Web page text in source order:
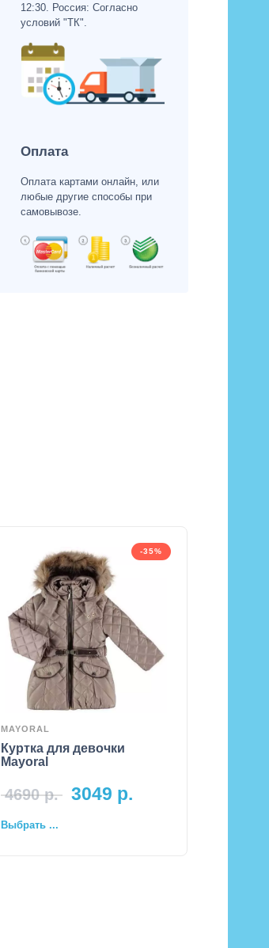
12:30. Россия: Согласно
условий "ТК".
Оплата
Оплата картами онлайн, или
любые другие способы при
самовывозе.
-35%
MAYORAL
Куртка для девочки
Mayoral
4690р. 3049 р.
Выбрать ...